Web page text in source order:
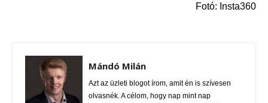
Fotó: Insta360
Mándó Milán
Azt az üzleti blogot írom, amit én is szívesen
olvasnék. A célom, hogy nap mint nap